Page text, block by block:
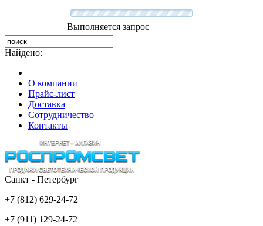
Выполняется запрос
Найдено:
О компании
Прайс-лист
Доставка
Сотрудничество
Контакты
Санкт - Петербург
+7 (812) 629-24-72
+7 (911) 129-24-72